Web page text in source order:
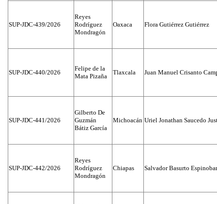
SUP-JDC-439/2026
Reyes
Rodríguez
Mondragón
Oaxaca Flora Gutiérrez Gutiérrez
SUP-JDC-440/2026
Felipe de la
Mata Pizaña
Tlaxcala Juan Manuel Crisanto
SUP-JDC-441/2026
Gilberto De
Guzmán
Bátiz García
Michoacán Uriel Jonathan Saucedo
SUP-JDC-442/2026
Reyes
Rodríguez
Mondragón
Chiapas Salvador Basurto